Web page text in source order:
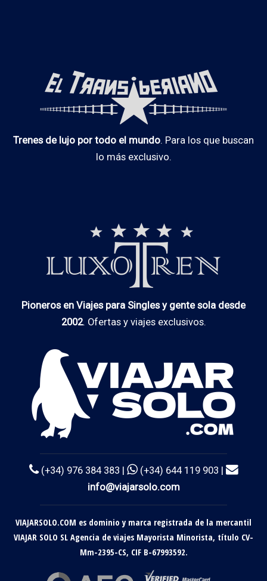
Trenes de lujo por todo el mundo. Para los que buscan
lo más exclusivo.
Pioneros en Viajes para Singles y gente sola desde
2002. Ofertas y viajes exclusivos.
(+34) 976 384 383 |
(+34) 644 119 903 |
info@viajarsolo.com
VIAJARSOLO.COM es dominio y marca registrada de la mercantil
VIAJAR SOLO SL Agencia de viajes Mayorista Minorista, título CV-
Mm-2395-CS, CIF B-67993592.